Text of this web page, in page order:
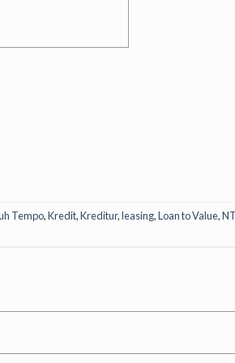
Tempo,Kredit,Kreditur,leasing,Loan to Value,